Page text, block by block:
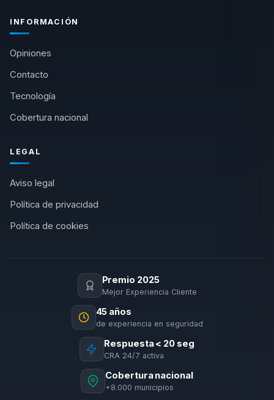
INFORMACIÓN
Opiniones
Contacto
Tecnología
Cobertura nacional
LEGAL
Aviso legal
Política de privacidad
Política de cookies
Premio 2025
Mejor Experiencia Cliente
45 años
de experiencia en seguridad
Respuesta < 20 seg
CRA 24/7 activa
Cobertura nacional
+8.000 municipios